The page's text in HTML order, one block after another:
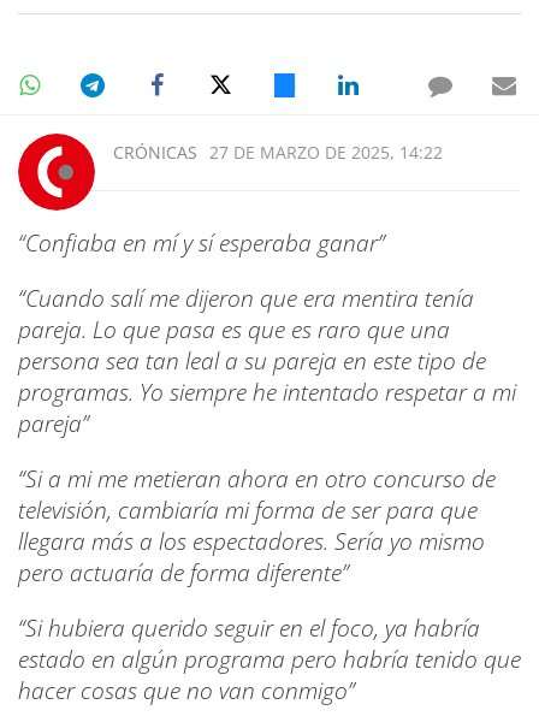
CRÓNICAS 27 DE MARZO DE 2025, 14:22
“Confiaba en mí y sí esperaba ganar”
“Cuando salí me dijeron que era mentira tenía
pareja. Lo que pasa es que es raro que una
persona sea tan leal a su pareja en este tipo de
programas. Yo siempre he intentado respetar a mi
pareja”
“Si a mi me metieran ahora en otro concurso de
televisión, cambiaría mi forma de ser para que
llegara más a los espectadores. Sería yo mismo
pero actuaría de forma diferente”
“Si hubiera querido seguir en el foco, ya habría
estado en algún programa pero habría tenido que
hacer cosas que no van conmigo”